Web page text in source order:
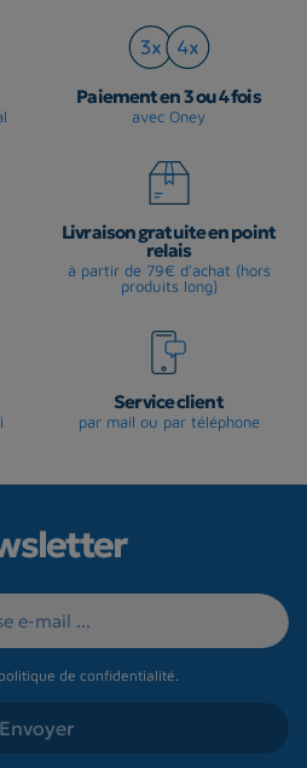
Paiement en 3 ou 4 fois
avec Oney
Livraison gratuite en point
relais
à partir de 79€ d'achat (hors
produits long)
Service client
par mail ou par téléphone
politique de confidentialité